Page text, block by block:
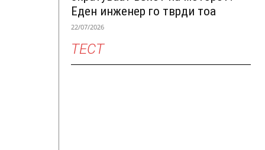
Еден инженер го тврди тоа
22/07/2026
ТЕСТ